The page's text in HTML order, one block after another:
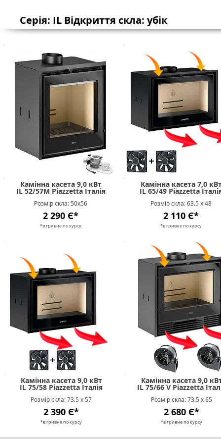
Серія: IL Відкриття скла: убік
Камінна касета 9,0 кВт
IL 52/57M Piazzetta Італія
Розмір скла: 50х56
2 290 Є*
*в гривне по курсу
Камінна касета 7,0
IL 65/49 Piazzetta
Розмір скла: 63.5 х 48
2 110 Є*
*в гривне по курсу
Камінна касета 9,0 кВт
IL 75/58 Piazzetta Італія
Розмір скла: 73.5 х 57
2 390 Є*
*в гривне по курсу
Камінна касета 9,0
IL 75/66 V Piazzetta
Розмір скла: 73.5 х 65
2 680 Є*
*в гривне по курсу